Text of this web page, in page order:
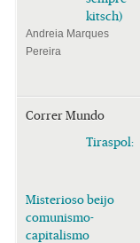
kitsch)
Andreia Marques
Pereira
Correr Mundo
Tiraspol:
Misterioso beijo
comunismo-
capitalismo